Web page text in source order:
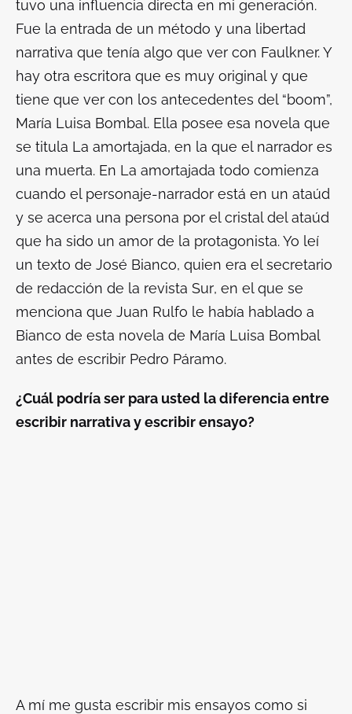
tuvo una influencia directa en mi generación.
Fue la entrada de un método y una libertad
narrativa que tenía algo que ver con Faulkner. Y
hay otra escritora que es muy original y que
tiene que ver con los antecedentes del “boom”,
María Luisa Bombal. Ella posee esa novela que
se titula La amortajada, en la que el narrador es
una muerta. En La amortajada todo comienza
cuando el personaje-narrador está en un ataúd
y se acerca una persona por el cristal del ataúd
que ha sido un amor de la protagonista. Yo leí
un texto de José Bianco, quien era el secretario
de redacción de la revista Sur, en el que se
menciona que Juan Rulfo le había hablado a
Bianco de esta novela de María Luisa Bombal
antes de escribir Pedro Páramo.
¿Cuál podría ser para usted la diferencia entre
escribir narrativa y escribir ensayo?
A mí me gusta escribir mis ensayos como si